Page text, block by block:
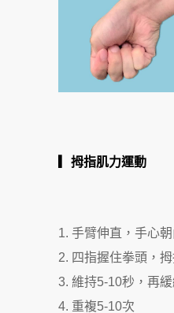
▎拇指肌力運動
手臂伸直，手心
四指握住拳頭，
維持5-10秒，再
重複5-10次